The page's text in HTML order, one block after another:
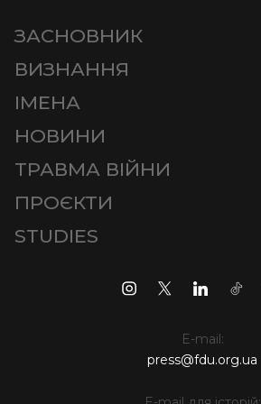
ЗАСНОВНИК
ВИЗНАННЯ
ІМЕНА
НОВИНИ
ТРАВМА ВІЙНИ
ПРОЄКТИ
STUDIES
E-mail:
press@fdu.org.ua